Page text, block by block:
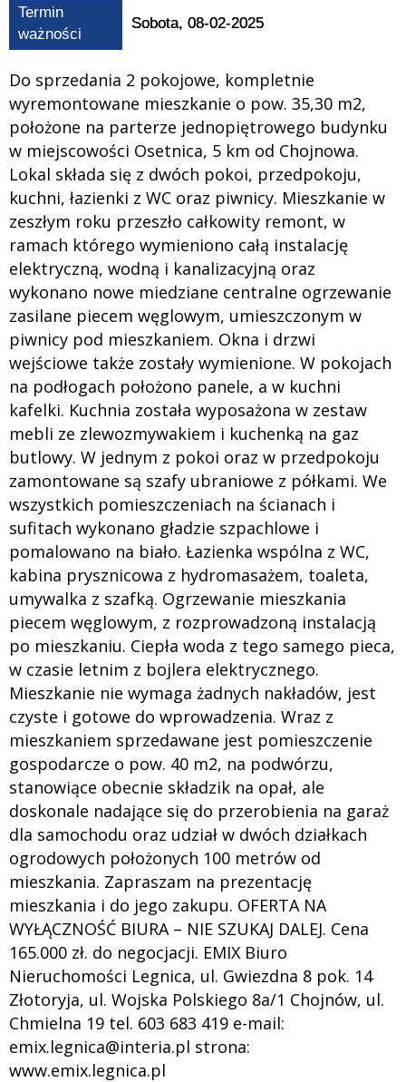
Termin
ważności
Sobota, 08-02-2025
Do sprzedania 2 pokojowe, kompletnie
wyremontowane mieszkanie o pow. 35,30 m2,
położone na parterze jednopiętrowego budynku
w miejscowości Osetnica, 5 km od Chojnowa.
Lokal składa się z dwóch pokoi, przedpokoju,
kuchni, łazienki z WC oraz piwnicy. Mieszkanie w
zeszłym roku przeszło całkowity remont, w
ramach którego wymieniono całą instalację
elektryczną, wodną i kanalizacyjną oraz
wykonano nowe miedziane centralne ogrzewanie
zasilane piecem węglowym, umieszczonym w
piwnicy pod mieszkaniem. Okna i drzwi
wejściowe także zostały wymienione. W pokojach
na podłogach położono panele, a w kuchni
kafelki. Kuchnia została wyposażona w zestaw
mebli ze zlewozmywakiem i kuchenką na gaz
butlowy. W jednym z pokoi oraz w przedpokoju
zamontowane są szafy ubraniowe z półkami. We
wszystkich pomieszczeniach na ścianach i
sufitach wykonano gładzie szpachlowe i
pomalowano na biało. Łazienka wspólna z WC,
kabina prysznicowa z hydromasażem, toaleta,
umywalka z szafką. Ogrzewanie mieszkania
piecem węglowym, z rozprowadzoną instalacją
po mieszkaniu. Ciepła woda z tego samego pieca,
w czasie letnim z bojlera elektrycznego.
Mieszkanie nie wymaga żadnych nakładów, jest
czyste i gotowe do wprowadzenia. Wraz z
mieszkaniem sprzedawane jest pomieszczenie
gospodarcze o pow. 40 m2, na podwórzu,
stanowiące obecnie składzik na opał, ale
doskonale nadające się do przerobienia na garaż
dla samochodu oraz udział w dwóch działkach
ogrodowych położonych 100 metrów od
mieszkania. Zapraszam na prezentację
mieszkania i do jego zakupu. OFERTA NA
WYŁĄCZNOŚĆ BIURA – NIE SZUKAJ DALEJ. Cena
165.000 zł. do negocjacji. EMIX Biuro
Nieruchomości Legnica, ul. Gwiezdna 8 pok. 14
Złotoryja, ul. Wojska Polskiego 8a/1 Chojnów, ul.
Chmielna 19 tel. 603 683 419 e-mail:
emix.legnica@interia.pl strona:
www.emix.legnica.pl